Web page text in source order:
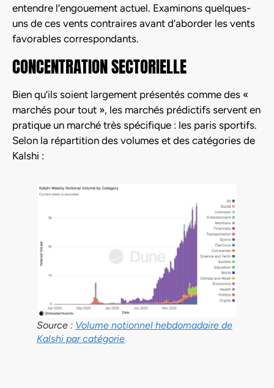
entendre l’engouement actuel. Examinons quelques-
uns de ces vents contraires avant d’aborder les vents
favorables correspondants.
CONCENTRATION SECTORIELLE
Bien qu’ils soient largement présentés comme des «
marchés pour tout », les marchés prédictifs servent en
pratique un marché très spécifique : les paris sportifs.
Selon la répartition des volumes et des catégories de
Kalshi :
Source : Volume notionnel hebdomadaire de
Kalshi par catégorie